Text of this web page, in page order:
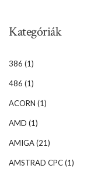
Kategóriák
386 (1)
486 (1)
ACORN (1)
AMD (1)
AMIGA(21)
AMSTRAD CPC(1)